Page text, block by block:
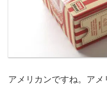
アメリカンですね。ア